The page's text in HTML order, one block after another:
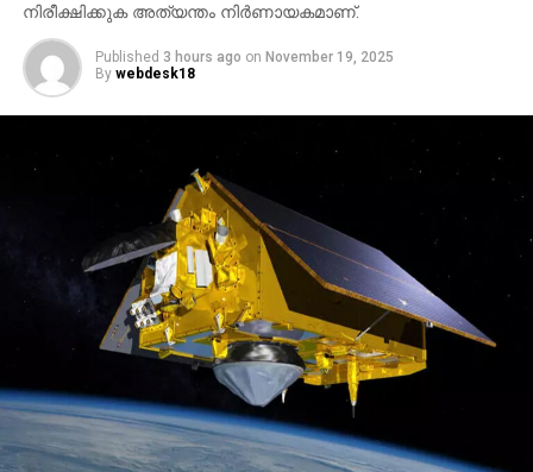
നിരീക്ഷിക്കുക അത്യന്തം നിര്‍ണായകമാണ്.
Published 3 hours ago on November 19, 2025
By webdesk18